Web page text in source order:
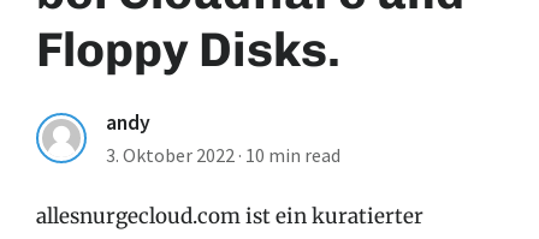
Floppy Disks.
andy
3. Oktober 2022 · 10 min read
allesnurgecloud.com ist ein kuratierter